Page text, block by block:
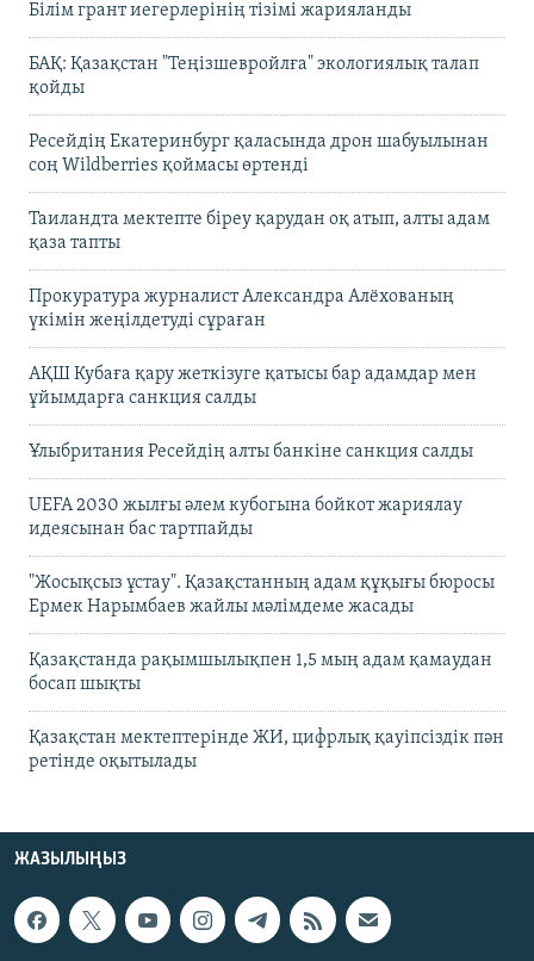
Білім грант иегерлерінің тізімі жарияланды
БАҚ: Қазақстан "Теңізшевройлға" экологиялық талап
қойды
Ресейдің Екатеринбург қаласында дрон шабуылынан
соң Wildberries қоймасы өртенді
Таиландта мектепте біреу қарудан оқ атып, алты адам
қаза тапты
Прокуратура журналист Александра Алёхованың
үкімін жеңілдетуді сұраған
АҚШ Кубаға қару жеткізуге қатысы бар адамдар мен
ұйымдарға санкция салды
Ұлыбритания Ресейдің алты банкіне санкция салды
UEFA 2030 жылғы әлем кубогына бойкот жариялау
идеясынан бас тартпайды
"Жосықсыз ұстау". Қазақстанның адам құқығы бюросы
Ермек Нарымбаев жайлы мәлімдеме жасады
Қазақстанда рақымшылықпен 1,5 мың адам қамаудан
босап шықты
Қазақстан мектептерінде ЖИ, цифрлық қауіпсіздік пән
ретінде оқытылады
ЖАЗЫЛЫҢЫЗ